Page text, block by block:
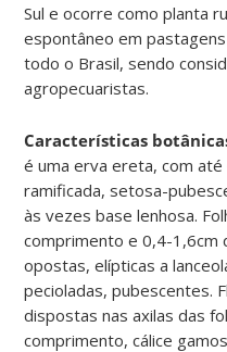
Sul e ocorre como planta
espontâneo em
todo o Brasil, sendo
agropecuaristas.
Características
é uma erva ereta, com
ramificada, setosa-
às vezes base lenhosa.
comprimento e 0,4-1,6cm
opostas, elípticas a
pecioladas, pubescentes.
dispostas nas axilas das
comprimento, cálice